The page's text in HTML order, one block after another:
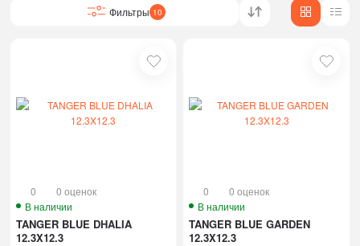
Фильтры 10
0
0 оценок
В наличии
TANGER BLUE DHALIA
12.3X12.3
0
0 оценок
В наличии
TANGER BLUE GARDEN
12.3X12.3